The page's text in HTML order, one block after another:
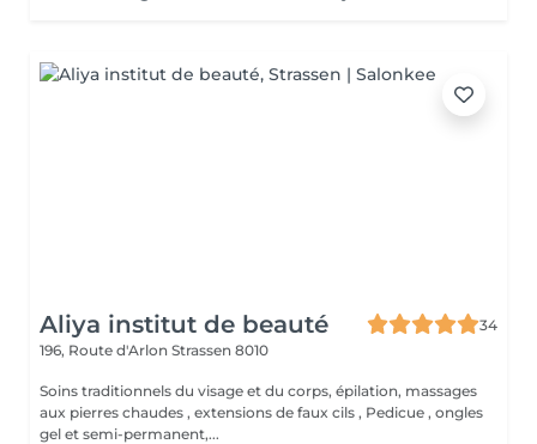
Aliya institut de beauté
34
196, Route d'Arlon Strassen 8010
Soins traditionnels du visage et du corps, épilation, massages
aux pierres chaudes , extensions de faux cils , Pedicue , ongles
gel et semi-permanent,...